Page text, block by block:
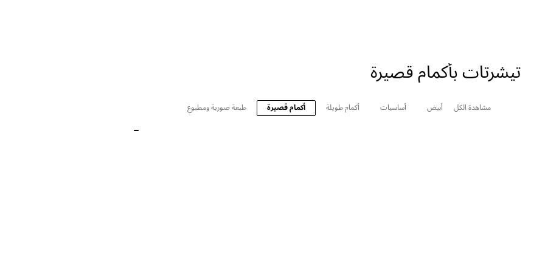
تيشرتات بأكمام قصيرة
مشاهدة الكل أبيض أساسيات أكمام طويلة أكمام قصيرة طبعة صورية ومطبوع